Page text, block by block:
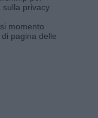
sulla privacy
momento
pagina delle